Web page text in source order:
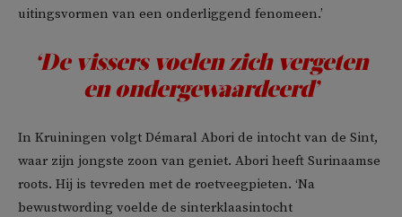
uitingsvormen van een onderliggend fenomeen.’
‘De vissers voelen zich vergeten
en ondergewaardeerd’
In Kruiningen volgt Démaral Abori de intocht van de Sint,
waar zijn jongste zoon van geniet. Abori heeft Surinaamse
roots. Hij is tevreden met de roetveegpieten. ‘Na
bewustwording voelde de sinterklaasintocht